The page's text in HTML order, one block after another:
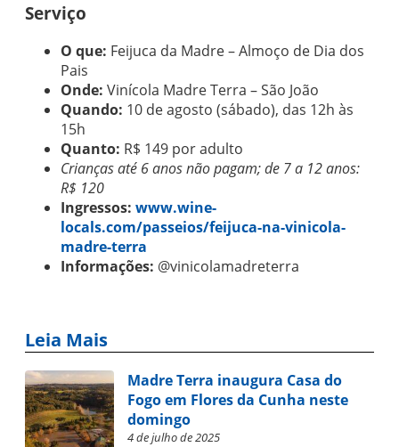
Serviço
O que: Feijuca da Madre – Almoço de Dia dos
Pais
Onde: Vinícola Madre Terra – São João
Quando: 10 de agosto (sábado), das 12h às
15h
Quanto: R$ 149 por adulto
Crianças até 6 anos não pagam; de 7 a 12 anos:
R$ 120
Ingressos: www.wine-
locals.com/passeios/feijuca-na-vinicola-
madre-terra
Informações: @vinicolamadreterra
Leia Mais
Madre Terra inaugura Casa do
Fogo em Flores da Cunha neste
domingo
4 de julho de 2025